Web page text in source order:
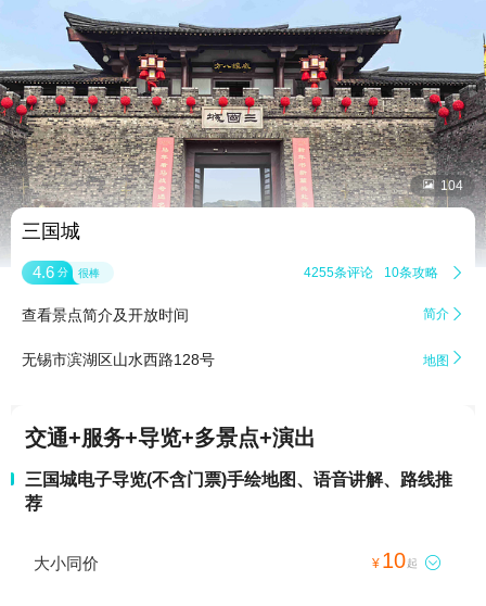
 104
三国城
4.6 分 很棒 4255条评论 10条攻略 
查看景点简介及开放时间 简介 
无锡市滨湖区山水西路128号 地图 
交通+服务+导览+多景点+演出
三国城电子导览(不含门票)手绘地图、语音讲解、路线推
荐
大小同价 ¥ 10起 